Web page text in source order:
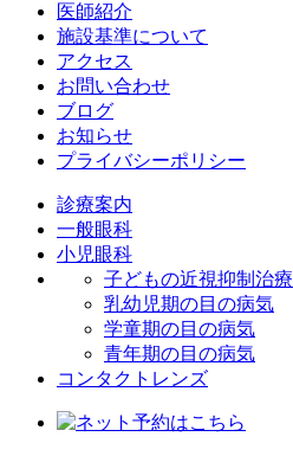
医師紹介
施設基準について
アクセス
お問い合わせ
ブログ
お知らせ
プライバシーポリシー
診療案内
一般眼科
小児眼科
子どもの近視抑制治療
乳幼児期の目の病気
学童期の目の病気
青年期の目の病気
コンタクトレンズ